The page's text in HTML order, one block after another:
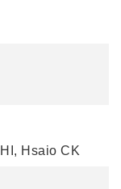
Hsaio CK